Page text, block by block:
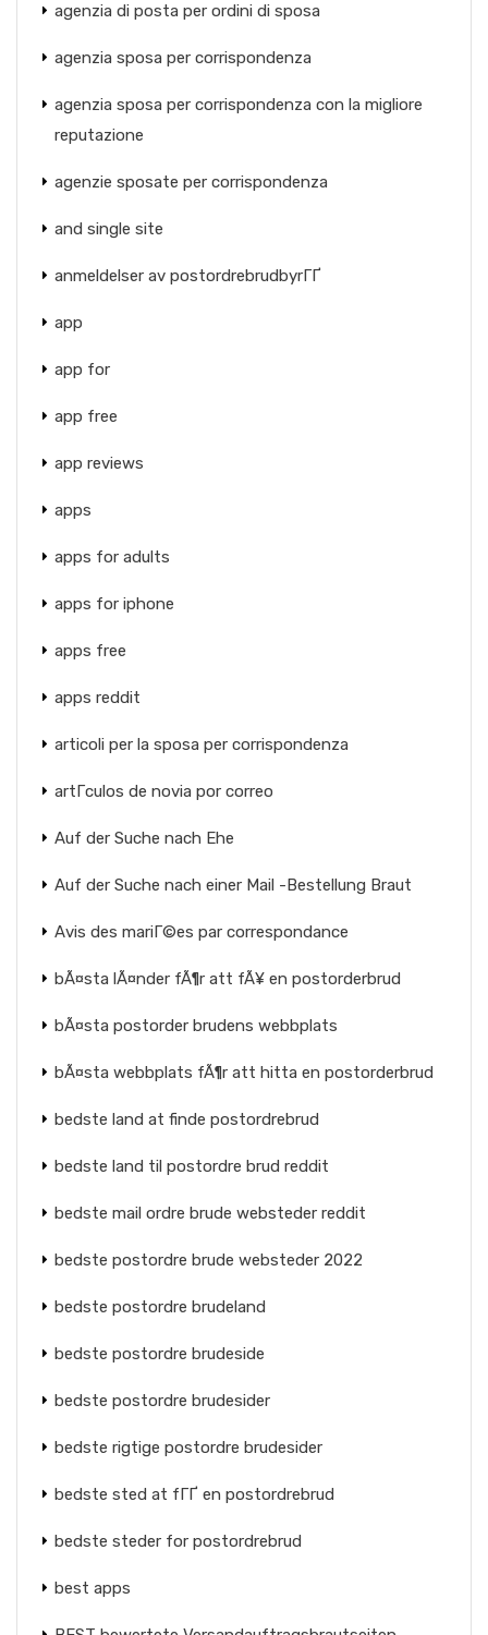
agenzia di posta per ordini di sposa
agenzia sposa per corrispondenza
agenzia sposa per corrispondenza con la migliore
reputazione
agenzie sposate per corrispondenza
and single site
anmeldelser av postordrebrudbyrГҐ
app
app for
app free
app reviews
apps
apps for adults
apps for iphone
apps free
apps reddit
articoli per la sposa per corrispondenza
artГ­culos de novia por correo
Auf der Suche nach Ehe
Auf der Suche nach einer Mail -Bestellung Braut
Avis des mariГ©es par correspondance
bÃ¤sta lÃ¤nder fÃ¶r att fÃ¥ en postorderbrud
bÃ¤sta postorder brudens webbplats
bÃ¤sta webbplats fÃ¶r att hitta en postorderbrud
bedste land at finde postordrebrud
bedste land til postordre brud reddit
bedste mail ordre brude websteder reddit
bedste postordre brude websteder 2022
bedste postordre brudeland
bedste postordre brudeside
bedste postordre brudesider
bedste rigtige postordre brudesider
bedste sted at fГҐ en postordrebrud
bedste steder for postordrebrud
best apps